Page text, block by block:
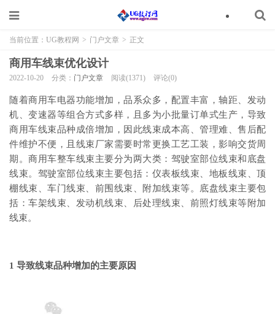
当前位置： UG教程网 > 门户文章 > 正文
商用车线束优化设计
2022-10-20 分类： 门户文章 阅读(1371) 评论(0)
随着商用车电器功能增加，品系众多，配置丰富，轴距、发动
机、变速器等组合方式多样，且多为小批量订单式生产，导致
商用车线束品种成倍增加，因此线束成本高、管理难、售后配
件维护不便，且线束厂家需要时常更换工艺工装，影响交货周
期。商用车整车线束主要分为两大类：驾驶室部位线束和底盘
线束。驾驶室部位线束主要包括：仪表板线束、地板线束、顶
棚线束、车门线束、前围线束、附加线束等。底盘线束主要包
括：车架线束、发动机线束、后处理线束、前照灯线束等附加
线束。
1 导致线束品种增加的主要原因